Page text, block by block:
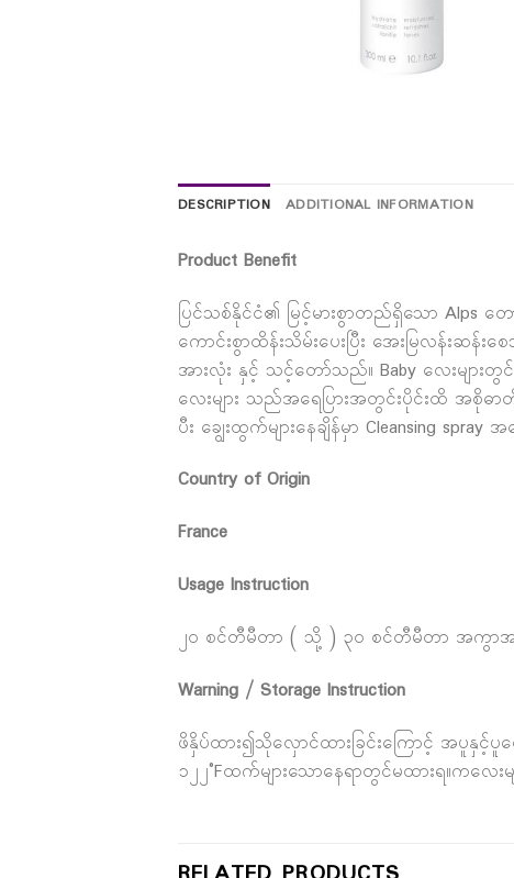
DESCRIPTION ADDITIONAL INFORMATION
Product Benefit
ပြင်သစ်နိုင်ငံ၏ မြင့်မားစွာတည်ရှိသော Alps တ
ကောင်းစွာထိန်းသိမ်းပေးပြီး အေးမြလန်း
အားလုံး နှင့် သင့်တော်သည်။ Baby လေးမျာ
လေးများ သည်အရေပြားအတွင်းပိုင်းထိ အစိုဓ
ပီး ချွေးထွက်များနေချိန်မှာ Cleansing
Country of Origin
France
Usage Instruction
၂၀ စင်တီမီတာ ( သို့ ) ၃၀ စင်တီမီတာ အကွာအဝ
Warning / Storage Instruction
ဖိနှိပ်ထား၍သိုလှောင်ထားခြင်းကြောင့် အပူနှင့်ပူ
၁၂၂°Fထက်များသောနေရာတွင်မထားရ။ကလေ